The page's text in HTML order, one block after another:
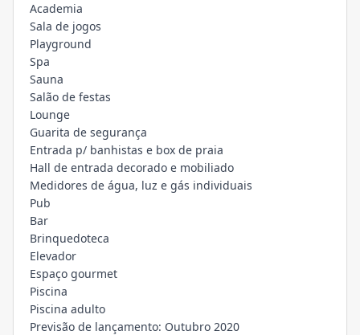
Academia
Sala de jogos
Playground
Spa
Sauna
Salão de festas
Lounge
Guarita de segurança
Entrada p/ banhistas e box de praia
Hall de entrada decorado e mobiliado
Medidores de água, luz e gás individuais
Pub
Bar
Brinquedoteca
Elevador
Espaço gourmet
Piscina
Piscina adulto
Previsão de lançamento: Outubro 2020